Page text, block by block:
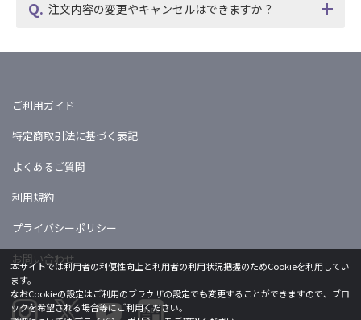
注文内容の変更やキャンセルはできますか？
ご利用ガイド
特定商取引法に基づく表記
よくあるご質問
利用規約
プライバシーポリシー
お問い合わせ
本サイトでは利用者の利便性向上と利用者の利用状況把握のためCookieを利用してい
ます。
なおCookieの設定はご利用のブラウザの設定でも変更することができますので、ブロ
ックを希望される場合等にご利用ください。